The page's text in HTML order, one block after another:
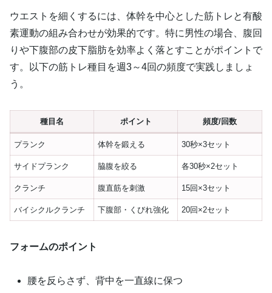
ウエストを細くするには、体幹を中心とした筋トレと有酸
素運動の組み合わせが効果的です。特に男性の場合、腹回
りや下腹部の皮下脂肪を効率よく落とすことがポイントで
す。以下の筋トレ種目を週3～4回の頻度で実践しましょ
う。
種目名 ポイント 頻度/回数
プランク 体幹を鍛える 30秒×3セット
サイドプランク 脇腹を絞る 各30秒×2セット
クランチ 腹直筋を刺激 15回×3セット
バイシクルクランチ 下腹部・くびれ強化 20回×2セット
フォームのポイント
腰を反らさず、背中を一直線に保つ